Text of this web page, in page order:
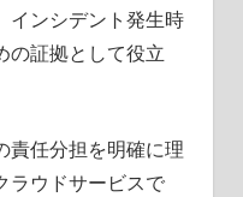
インシデント発生時
の証拠として役立
責任分担を明確に理
ラウドサービスで